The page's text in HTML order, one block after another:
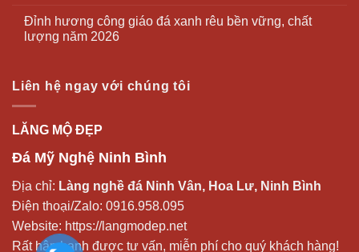
Đỉnh hương công giáo đá xanh rêu bền vững, chất
lượng năm 2026
Liên hệ ngay với chúng tôi
LĂNG MỘ ĐẸP
Đá Mỹ Nghệ Ninh Bình
Địa chỉ: Làng nghề đá Ninh Vân, Hoa Lư, Ninh Bình
Điện thoại/Zalo: 0916.958.095
Website: https://langmodep.net
Rất hân hạnh được tư vấn, miễn phí cho quý khách hàng!